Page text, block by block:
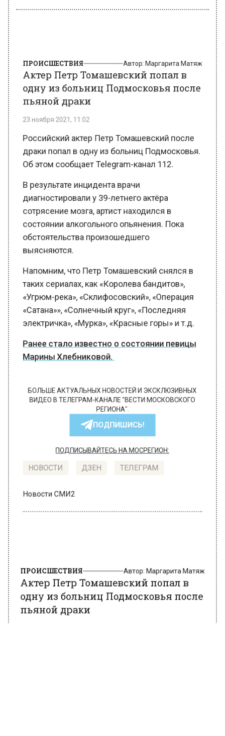
одну из больниц Подмосковья после
пьяной драки
23 ноября 2021, 11:02
Российский актер Петр Томашевский после
драки попал в одну из больниц Подмосковья.
Об этом сообщает Telegram-канал 112.
диагностировали у 39-летнего актёра
сотрясение мозга, артист находился в
состоянии алкогольного опьянения. Пока
обстоятельства произошедшего
Напомним, что Петр Томашевский снялся в
таких сериалах, как «Королева бандитов»,
«Угрюм-река», «Склифосовский», «Операция
«Сатана»», «Солнечный круг», «Последняя
электричка», «Мурка», «Красные горы» и т.д.
Ранее стало известно о состоянии певицы
Марины Хлебниковой.
БОЛЬШЕ АКТУАЛЬНЫХ НОВОСТЕЙ И ЭКСКЛЮЗИВНЫХ
ВИДЕО В ТЕЛЕГРАМ-КАНАЛЕ "ВЕСТИ МОСКОВСКОГО
РЕГИОНА".
ПОДПИШИСЬ!
Актер Петр Томашевский попал в
одну из больниц Подмосковья после
пьяной драки